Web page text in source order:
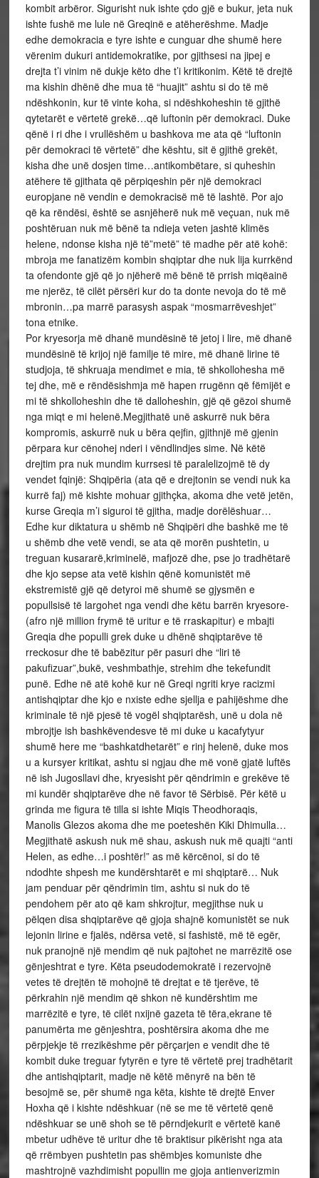
kombit arbëror. Sigurisht nuk ishte çdo gjë e bukur, jeta nuk
ishte fushë me lule në Greqinë e atëherëshme. Madje
edhe demokracia e tyre ishte e cunguar dhe shumë here
vërenim dukuri antidemokratike, por gjithsesi na jipej e
drejta t’i vinim në dukje këto dhe t’i kritikonim. Këtë të drejtë
ma kishin dhënë dhe mua të “huajit” ashtu si do të më
ndëshkonin, kur të vinte koha, si ndëshkoheshin të gjithë
qytetarët e vërtetë grekë…që luftonin për demokraci. Duke
qënë i ri dhe i vrullëshëm u bashkova me ata që “luftonin
për demokraci të vërtetë” dhe kështu, sit ë gjithë grekët,
kisha dhe unë dosjen time…antikombëtare, si quheshin
atëhere të gjithata që përpiqeshin për një demokraci
europjane në vendin e demokracisë më të lashtë. Por ajo
që ka rëndësi, është se asnjëherë nuk më veçuan, nuk më
poshtëruan nuk më bënë ta ndieja veten jashtë klimës
helene, ndonse kisha një të”metë” të madhe për atë kohë:
mbroja me fanatizëm kombin shqiptar dhe nuk lija kurrkënd
ta ofendonte gjë që jo njëherë më bënë të prrish miqëainë
me njerëz, të cilët përsëri kur do ta donte nevoja do të më
mbronin…pa marrë parasysh aspak “mosmarrëveshjet”
tona etnike.
Por kryesorja më dhanë mundësinë të jetoj i lire, më dhanë
mundësinë të krijoj një familje të mire, më dhanë lirine të
studjoja, të shkruaja mendimet e mia, të shkollohesha më
tej dhe, më e rëndësishmja më hapen rrugënn që fëmijët e
mi të shkolloheshin dhe të dalloheshin, gjë që gëzoi shumë
nga miqt e mi helenë.Megjithatë unë askurrë nuk bëra
kompromis, askurrë nuk u bëra qejfin, gjithnjë më gjenin
përpara kur cënohej nderi i vëndlindjes sime. Në këtë
drejtim pra nuk mundim kurrsesi të paralelizojmë të dy
vendet fqinjë: Shqipëria (ata që e drejtonin se vendi nuk ka
kurrë faj) më kishte mohuar gjithçka, akoma dhe vetë jetën,
kurse Greqia m’i siguroi të gjitha, madje dorëlëshuar…
Edhe kur diktatura u shëmb në Shqipëri dhe bashkë me të
u shëmb dhe vetë vendi, se ata që morën pushtetin, u
treguan kusararë,kriminelë, mafjozë dhe, pse jo tradhëtarë
dhe kjo sepse ata vetë kishin qënë komunistët më
ekstremistë gjë që detyroi më shumë se gjysmën e
popullsisë të largohet nga vendi dhe këtu barrën kryesore-
(afro një million frymë të uritur e të rraskapitur) e mbajti
Greqia dhe populli grek duke u dhënë shqiptarëve të
rreckosur dhe të babëzitur për pasuri dhe “liri të
pakufizuar”,bukë, veshmbathje, strehim dhe tekefundit
punë. Edhe në atë kohë kur në Greqi ngriti krye racizmi
antishqiptar dhe kjo e nxiste edhe sjellja e pahijëshme dhe
kriminale të një pjesë të vogël shqiptarësh, unë u dola në
mbrojtje ish bashkëvendesve të mi duke u kacafytyur
shumë here me “bashkatdhetarët” e rinj helenë, duke mos
u a kursyer kritikat, ashtu si ngjau dhe më vonë gjatë luftës
në ish Jugosllavi dhe, kryesisht për qëndrimin e grekëve të
mi kundër shqiptarëve dhe në favor të Sërbisë. Për këtë u
grinda me figura të tilla si ishte Miqis Theodhoraqis,
Manolis Glezos akoma dhe me poeteshën Kiki Dhimulla…
Megjithatë askush nuk më shau, askush nuk më quajti “anti
Helen, as edhe…i poshtër!” as më kërcënoi, si do të
ndodhte shpesh me kundërshtarët e mi shqiptarë… Nuk
jam penduar për qëndrimin tim, ashtu si nuk do të
pendohem për ato që kam shkrojtur, megjithse nuk u
pëlqen disa shqiptarëve që gjoja shajnë komunistët se nuk
lejonin lirine e fjalës, ndërsa vetë, si fashistë, më të egër,
nuk pranojnë një mendim që nuk pajtohet ne marrëzitë ose
gënjeshtrat e tyre. Këta pseudodemokratë i rezervojnë
vetes të drejtën të mohojnë të drejtat e të tjerëve, të
përkrahin një mendim që shkon në kundërshtim me
marrëzitë e tyre, të cilët nxijnë gazeta të tëra,ekrane të
panumërta me gënjeshtra, poshtërsira akoma dhe me
përpjekje të rrezikëshme për përçarjen e vendit dhe të
kombit duke treguar fytyrën e tyre të vërtetë prej tradhëtarit
dhe antishqiptarit, madje në këtë mënyrë na bën të
besojmë se, për shumë nga këta, kishte të drejtë Enver
Hoxha që i kishte ndëshkuar (në se me të vërtetë qenë
ndëshkuar se unë shoh se të përndjekurit e vërtetë kanë
mbetur udhëve të uritur dhe të braktisur pikërisht nga ata
që rrëmbyen pushtetin pas shëmbjes komuniste dhe
mashtrojnë vazhdimisht popullin me gjoja antienverizmin